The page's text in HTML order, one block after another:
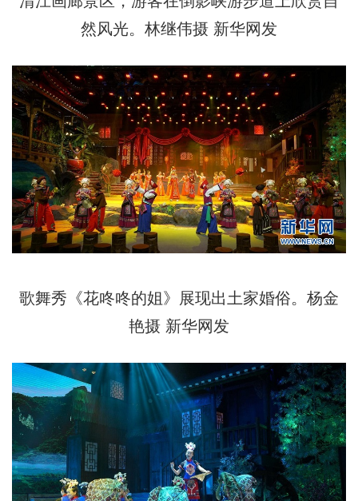
然风光。林继伟摄 新华网发
歌舞秀《花咚咚的姐》展现出土家婚俗。杨金
艳摄 新华网发